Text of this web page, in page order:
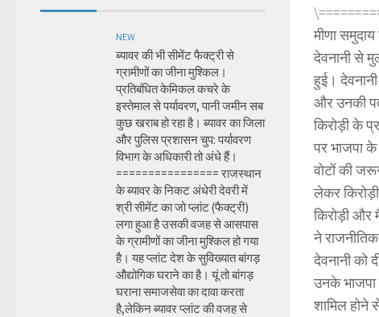
मीणा
देवनानी से
हुई।
और उनकी
किरोड़ी के
पर भाजपा
वोटों की
लेकर
किरोड़ी और
ने
देवनानी को
उनके भाजपा
शामिल होने
NEW
ब्यावर की भी सीमेंट फैक्ट्री से
ग्रामीणों का जीना मुश्किल।
प्रतिबंधित केमिकल कचरे के
इस्तेमाल से पर्यावरण, पानी जमीन सब
कुछ खराब हो रहा है। ब्यावर का जिला
और पुलिस प्रशासन चुप: पर्यावरण
विभाग के अधिकारी तो अंधे हैं।
================ राजस्थान
के ब्यावर के निकट अंधेरी देवरी में
श्री सीमेंट का जो प्लांट (फैक्ट्री)
लगा हुआ है उसकी वजह से आसपास
के ग्रामीणों का जीना मुश्किल हो गया
है। यह प्लांट देश के सुविख्यात बांगड़
औद्योगिक घराने का है। यूं तो बांगड़
घराना समाजसेवा का दावा करता
है,लेकिन ब्यावर प्लांट की वजह से